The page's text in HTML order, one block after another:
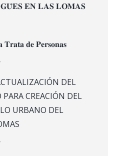
𝐄𝐍 𝐋𝐀𝐒 𝐋𝐎𝐌𝐀𝐒
𝐓𝐫𝐚𝐭𝐚 𝐝𝐞 𝐏𝐞𝐫𝐬𝐨𝐧𝐚𝐬
DEL
CREACIÓN DEL
URBANO DEL